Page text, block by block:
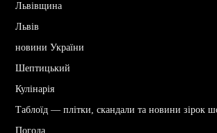
Львівщина
Львів
новини України
Шептицький
Кулінарія
Таблоїд — плітки, скандали та новини зірок
Погода